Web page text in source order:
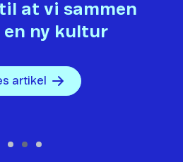
at vi sammen
en ny kultur
artikel